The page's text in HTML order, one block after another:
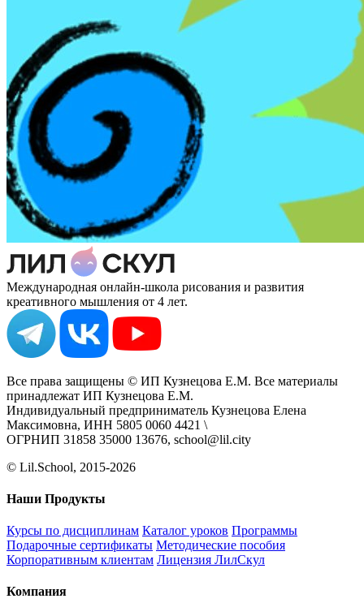
Международная онлайн-школа рисования и развития
креативного мышления от 4 лет.
Все права защищены © ИП Кузнецова Е.М. Все материалы
принадлежат ИП Кузнецова Е.М.
Индивидуальный предприниматель Кузнецова Елена
Максимовна, ИНН 5805 0060 4421 \
ОГРНИП 31858 35000 13676, school@lil.city
© Lil.School, 2015‐2026
Наши Продукты
Курсы по дисциплинам Каталог уроков Программы
Подарочные сертификаты Методические пособия
Корпоративным клиентам Лицензия ЛилСкул
Компания